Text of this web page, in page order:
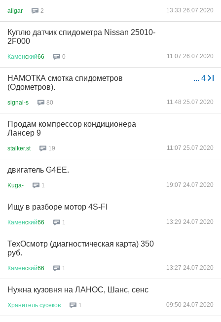
aligar 2 13:33 26.07.2020
Куплю датчик спидометра Nissan 25010-
2F000
Каменcкий66 0 11:07 26.07.2020
... 4
НАМОТКА смотка спидометров
(Одометров).
signal-s 80 11:48 25.07.2020
Продам компрессор кондиционера
Лансер 9
stalker.st 19 11:07 25.07.2020
двигатель G4EE.
Kuga- 1 19:07 24.07.2020
Ищу в разборе мотор 4S-FI
Каменcкий66 1 13:29 24.07.2020
ТехОсмотр (диагностическая карта) 350
руб.
Каменcкий66 1 13:27 24.07.2020
Нужна кузовня на ЛАНОС, Шанс, сенс
Хранитель сусеков 1 09:50 24.07.2020